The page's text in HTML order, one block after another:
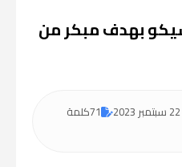
بهدف مبكر من
71كلمة